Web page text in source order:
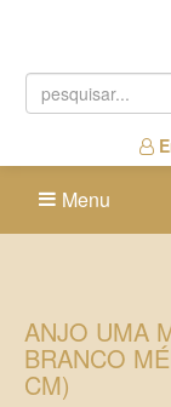
Menu
ANJO UMA
BRANCO
CM)